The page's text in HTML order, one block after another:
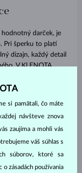
hodnotný darček, je
Pri šperku to platí
dizajn, každý detail
V KLENOTA
vybrané
atmosféru a zároveň
si pamätali, čo máte
návšteve znova
zaujíma a mohli vás
váš súhlas s
súborov, ktoré sa
o zásadách používania